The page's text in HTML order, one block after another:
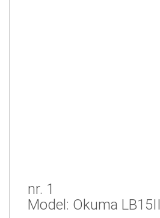
nr. 1
Model: Okuma LB15II